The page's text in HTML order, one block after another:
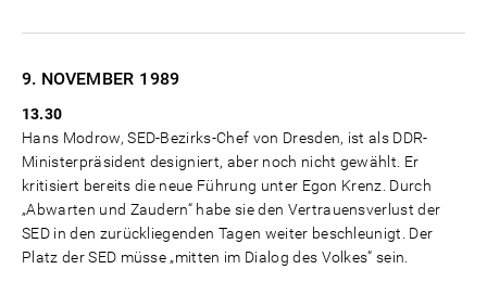
9. NOVEMBER 1989
13.30
Hans Modrow, SED-Bezirks-Chef von Dresden, ist als DDR-
Ministerpräsident designiert, aber noch nicht gewählt. Er
kritisiert bereits die neue Führung unter Egon Krenz. Durch
„Abwarten und Zaudern“ habe sie den Vertrauensverlust der
SED in den zurückliegenden Tagen weiter beschleunigt. Der
Platz der SED müsse „mitten im Dialog des Volkes“ sein.